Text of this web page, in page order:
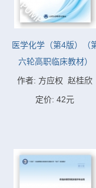
医学化学（第4版）（
六轮高职临床教材）
作者: 方应权  赵桂欣
定价: 42元